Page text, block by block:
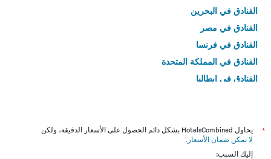
الفنادق في البحرين
الفنادق في مصر
الفنادق في فرنسا
الفنادق في المملكة المتحدة
الفنادق في إيطاليا
*
يحاول HotelsCombined بشكل دائم الحصول على الأسعار الدقيقة، ولكن
لا يمكن ضمان الأسعار .
إليك السبب: